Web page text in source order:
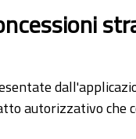
autorizzativo che